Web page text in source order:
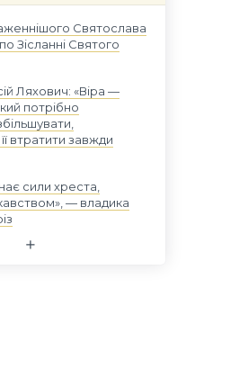
Святослава
Зісланні Святого
Ляхович: «Віра —
потрібно
втратити завжди
сили хреста,
— владика